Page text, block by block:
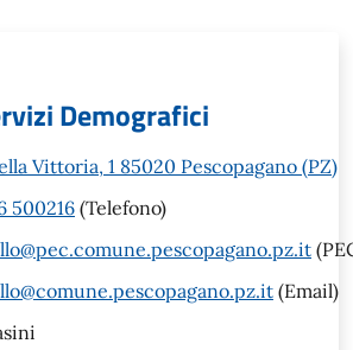
Demografici
Vittoria, 1 85020 Pescopagano (PZ)
500216 (Telefono)
(Email)